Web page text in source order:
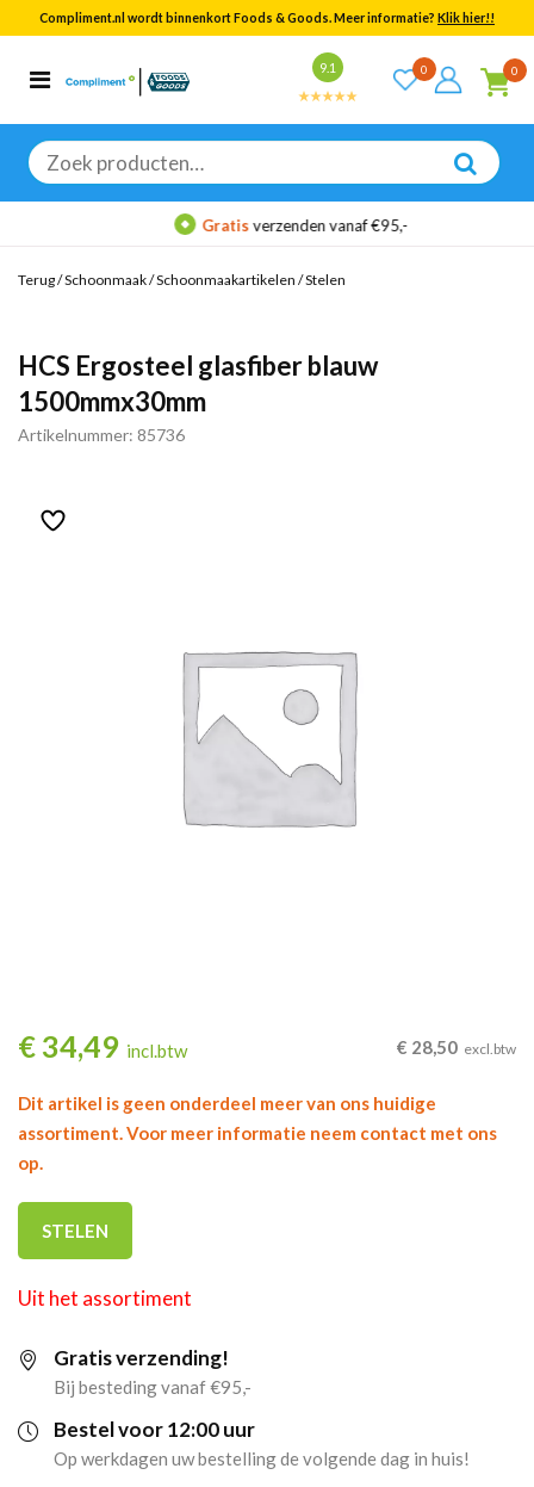
Compliment.nl wordt binnenkort Foods & Goods. Meer informatie? Klik hier!!
9.1 0 0
Zoeken
naar:
Categorieën
Bekijk alle resultaten
Gratisverzenden vanaf €95,-
Terug/Schoonmaak/Schoonmaakartikelen /Stelen
HCS Ergosteel glasfiber blauw
1500mmx30mm
Artikelnummer: 85736
€ 34,49 incl.btw € 28,50 excl.btw
Dit artikel is geen onderdeel meer van ons huidige
assortiment. Voor meer informatie neem contact met ons
op.
STELEN
Uit het assortiment
Gratis verzending!
Bij besteding vanaf €95,-
Bestel voor 12:00 uur
Op werkdagen uw bestelling de volgende dag in huis!